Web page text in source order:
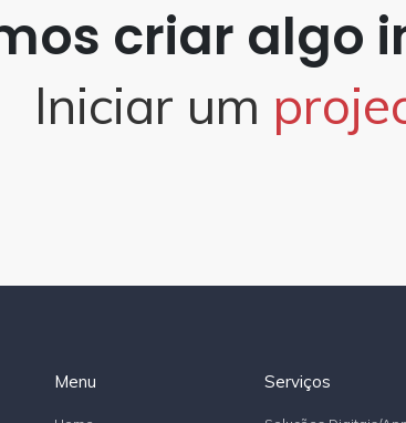
criar algo
Iniciar um
Menu Serviços